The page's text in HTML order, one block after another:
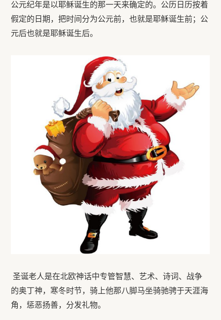
公元纪年是以耶稣诞生的那一天来确定的。公历日历按着
假定的日期，把时间分为公元前，也就是耶稣诞生前；公
元后也就是耶稣诞生后。
圣诞老人是在北欧神话中专管智慧、艺术、诗词、战争
的奥丁神，寒冬时节，骑上他那八脚马坐骑驰骋于天涯海
角，惩恶扬善，分发礼物。